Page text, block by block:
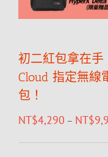
初二紅包拿在
Cloud 指定無線
包！
NT$4,290 – NT$